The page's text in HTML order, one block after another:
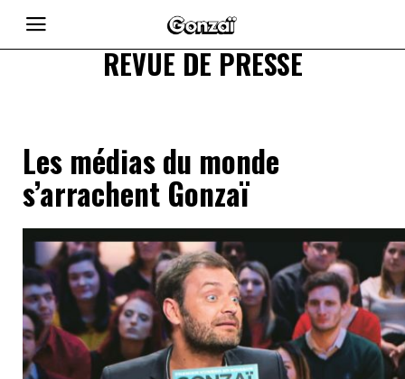
REVUE DE PRESSE
Les médias du monde
s’arrachent Gonzaï